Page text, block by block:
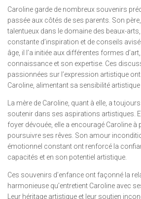
Caroline garde de nombreux souvenirs
passée aux côtés de ses parents. Son
talentueux dans le domaine des beaux-
constante d’inspiration et de conseils
âge, il l’a initiée aux différentes formes
connaissance et son expertise. Ces
passionnées sur l’expression artistique
Caroline, alimentant sa sensibilité artistique
La mère de Caroline, quant à elle, a
soutenir dans ses aspirations artistiques.
foyer dévouée, elle a encouragé Caroline à
poursuivre ses rêves. Son amour
émotionnel constant ont renforcé la
capacités et en son potentiel artistique.
Ces souvenirs d’enfance ont façonné la
harmonieuse qu’entretient Caroline avec
Leur héritage artistique et leur soutien